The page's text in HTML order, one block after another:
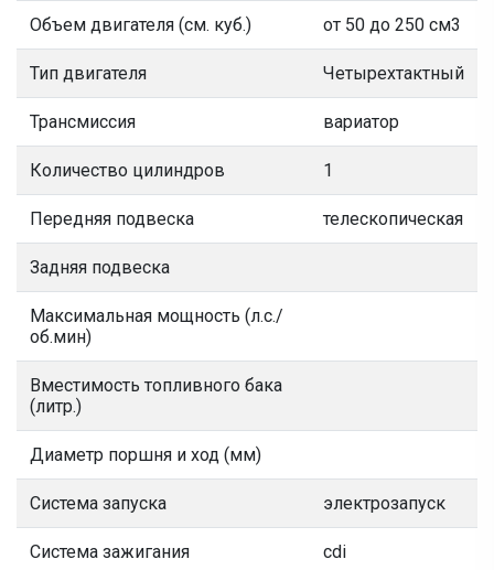
Объем двигателя (см. куб.) от 50 до 250 см3
Тип двигателя Четырехтактный
Трансмиссия вариатор
Количество цилиндров 1
Передняя подвеска телескопическая
Задняя подвеска
Максимальная мощность (л.с./
об.мин)
Вместимость топливного бака
(литр.)
Диаметр поршня и ход (мм)
Система запуска электрозапуск
Система зажигания cdi